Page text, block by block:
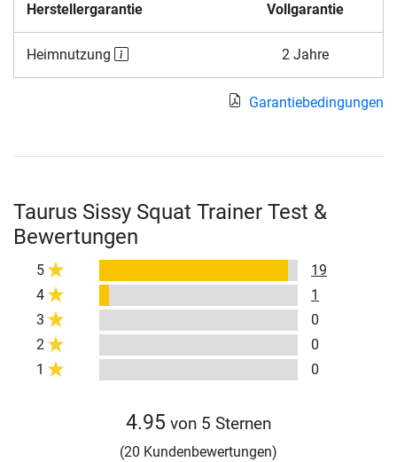
Herstellergarantie Vollgarantie
Heimnutzung 2 Jahre
Garantiebedingungen
Taurus Sissy Squat Trainer Test &
Bewertungen
5
19
4
1
3
0
2
0
1
0
4.95 von 5 Sternen
(20 Kundenbewertungen)